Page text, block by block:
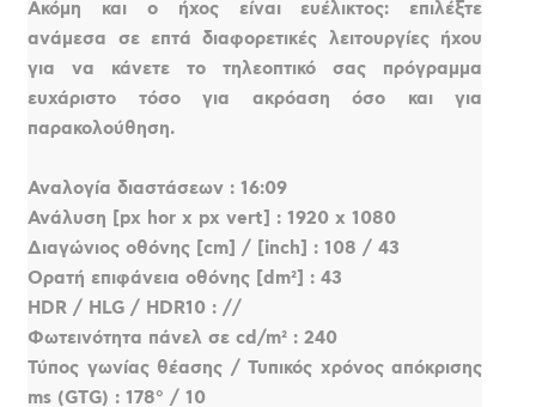
Ακόμη και ο ήχος είναι ευέλικτος: επιλέξτε
ανάμεσα σε επτά διαφορετικές λειτουργίες ήχου
για να κάνετε το τηλεοπτικό σας πρόγραμμα
ευχάριστο τόσο για ακρόαση όσο και για
παρακολούθηση.
Αναλογία διαστάσεων : 16:09
Ανάλυση [px hor x px vert] : 1920 x 1080
Διαγώνιος οθόνης [cm] / [inch] : 108 / 43
Oρατή επιφάνεια οθόνης [dm²] : 43
HDR / HLG / HDR10 : //
Φωτεινότητα πάνελ σε cd/m² : 240
Τύπος γωνίας θέασης / Τυπικός χρόνος απόκρισης
ms (GTG) : 178° / 10